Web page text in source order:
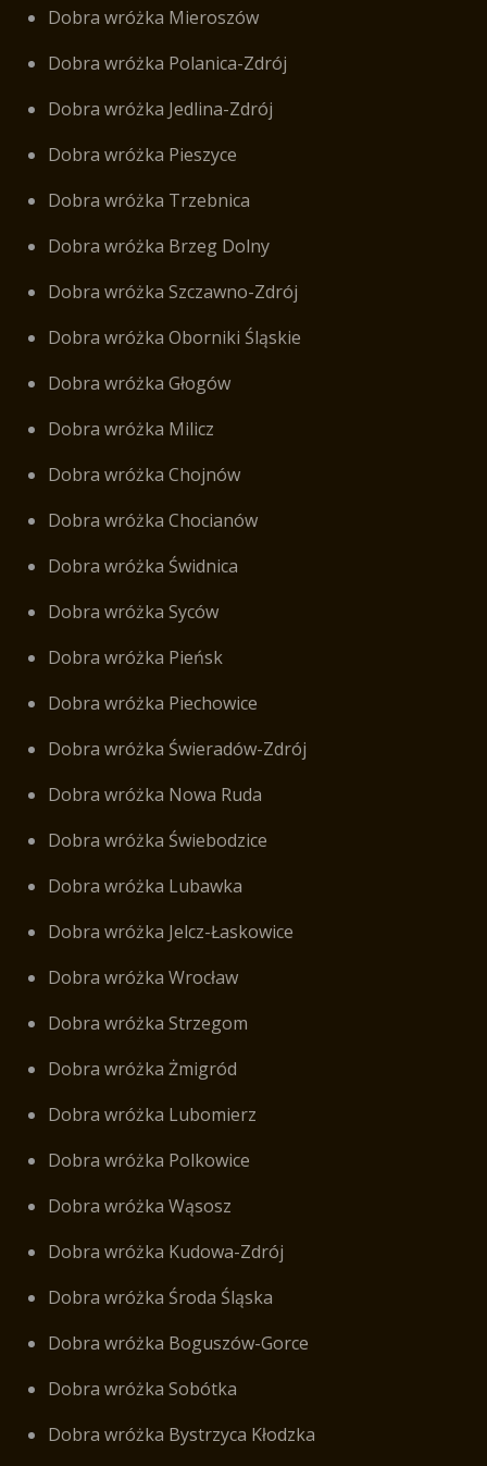
Dobra wróżka Mieroszów
Dobra wróżka Polanica-Zdrój
Dobra wróżka Jedlina-Zdrój
Dobra wróżka Pieszyce
Dobra wróżka Trzebnica
Dobra wróżka Brzeg Dolny
Dobra wróżka Szczawno-Zdrój
Dobra wróżka Oborniki Śląskie
Dobra wróżka Głogów
Dobra wróżka Milicz
Dobra wróżka Chojnów
Dobra wróżka Chocianów
Dobra wróżka Świdnica
Dobra wróżka Syców
Dobra wróżka Pieńsk
Dobra wróżka Piechowice
Dobra wróżka Świeradów-Zdrój
Dobra wróżka Nowa Ruda
Dobra wróżka Świebodzice
Dobra wróżka Lubawka
Dobra wróżka Jelcz-Łaskowice
Dobra wróżka Wrocław
Dobra wróżka Strzegom
Dobra wróżka Żmigród
Dobra wróżka Lubomierz
Dobra wróżka Polkowice
Dobra wróżka Wąsosz
Dobra wróżka Kudowa-Zdrój
Dobra wróżka Środa Śląska
Dobra wróżka Boguszów-Gorce
Dobra wróżka Sobótka
Dobra wróżka Bystrzyca Kłodzka